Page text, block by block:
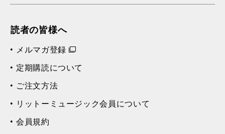
読者の皆様へ
メルマガ登録
定期購読について
ご注文方法
リットーミュージック会員について
会員規約